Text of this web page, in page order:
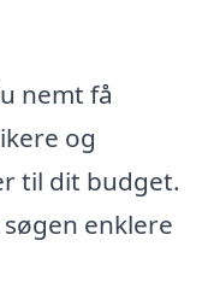
nemt få
og
til dit budget.
enklere